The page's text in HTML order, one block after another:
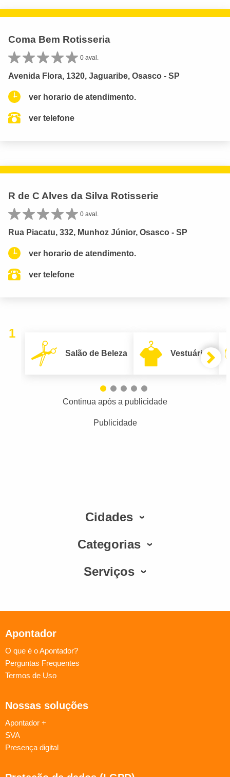
Coma Bem Rotisseria
0 aval.
Avenida Flora, 1320, Jaguaribe, Osasco - SP
ver horario de atendimento.
ver telefone
R de C Alves da Silva Rotisserie
0 aval.
Rua Piacatu, 332, Munhoz Júnior, Osasco - SP
ver horario de atendimento.
ver telefone
1
Salão de Beleza Vestuário
Continua após a publicidade
Publicidade
Cidades
Categorias
Serviços
Apontador
O que é o Apontador?
Perguntas Frequentes
Termos de Uso
Nossas soluções
Apontador +
SVA
Presença digital